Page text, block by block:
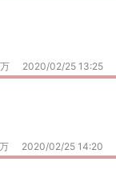
2020/02/25 13:25
2020/02/25 14:20